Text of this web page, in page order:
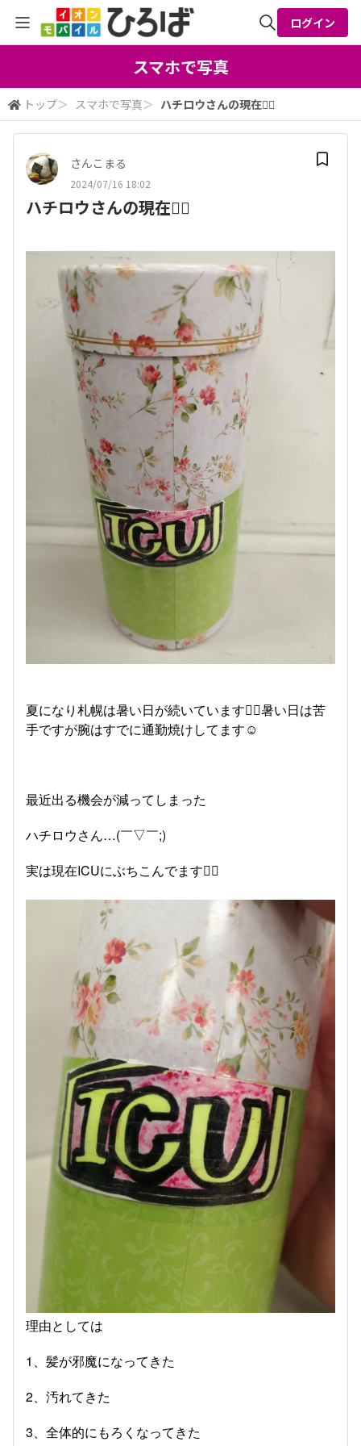
検索
ログイン
スマホで写真
トップ＞ スマホで写真＞ ハチロウさんの現在🙇‍♀️
さんこまる
2024/07/16 18:02
ハチロウさんの現在🙇‍♀️
夏になり札幌は暑い日が続いています🙇‍♀️暑い日は苦
手ですが腕はすでに通勤焼けしてます☺️
最近出る機会が減ってしまった
ハチロウさん…(￣▽￣;)
実は現在ICUにぶちこんでます🙇‍♀️
理由としては
1、髪が邪魔になってきた
2、汚れてきた
3、全体的にもろくなってきた